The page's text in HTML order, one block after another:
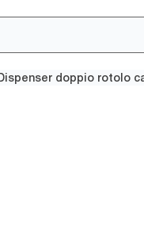
doppio rotolo